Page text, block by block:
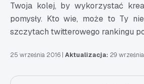
Twoja kolej, by wykorzystać
pomysły. Kto wie, może to Ty
szczytach twitterowego rankingu
25 września 2016 Aktualizacja: 29